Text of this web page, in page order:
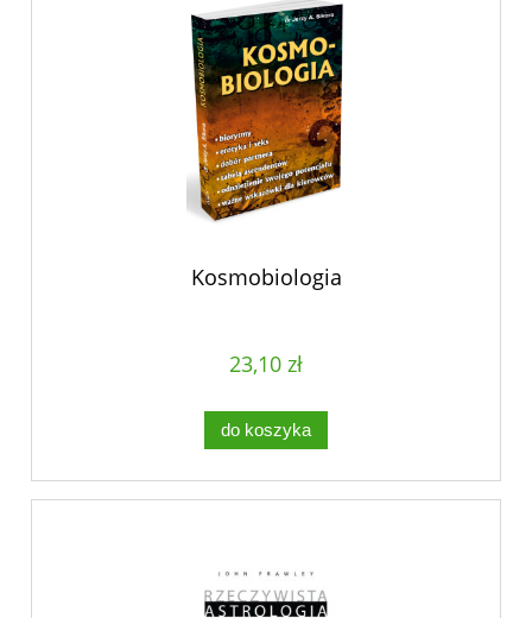
Kosmobiologia
23,10 zł
do koszyka